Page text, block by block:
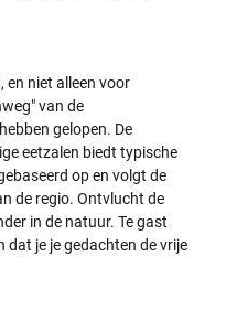
en niet alleen voor
van de
gelopen. De
eetzalen biedt typische
op en volgt de
de regio. Ontvlucht de
in de natuur. Te gast
dat je je gedachten de vrije